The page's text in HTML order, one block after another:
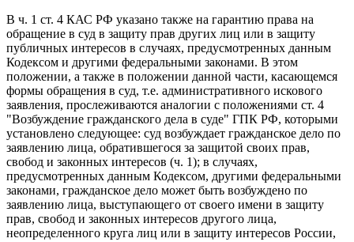
В ч. 1 ст. 4 КАС РФ указано также на гарантию права на
обращение в суд в защиту прав других лиц или в защиту
публичных интересов в случаях, предусмотренных данным
Кодексом и другими федеральными законами. В этом
положении, а также в положении данной части, касающемся
формы обращения в суд, т.е. административного искового
заявления, прослеживаются аналогии с положениями ст. 4
"Возбуждение гражданского дела в суде" ГПК РФ, которыми
установлено следующее: суд возбуждает гражданское дело по
заявлению лица, обратившегося за защитой своих прав,
свобод и законных интересов (ч. 1); в случаях,
предусмотренных данным Кодексом, другими федеральными
законами, гражданское дело может быть возбуждено по
заявлению лица, выступающего от своего имени в защиту
прав, свобод и законных интересов другого лица,
неопределенного круга лиц или в защиту интересов России,